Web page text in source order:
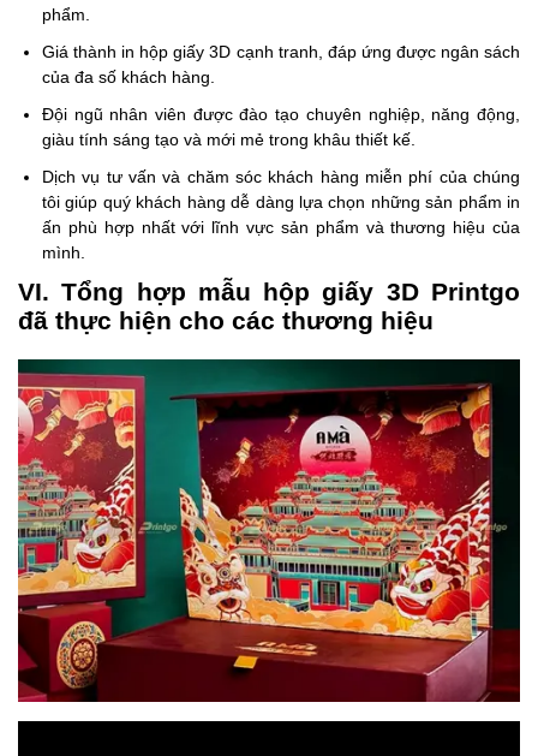
phẩm.
Giá thành in hộp giấy 3D cạnh tranh, đáp ứng được ngân sách
của đa số khách hàng.
Đội ngũ nhân viên được đào tạo chuyên nghiệp, năng động,
giàu tính sáng tạo và mới mẻ trong khâu thiết kế.
Dịch vụ tư vấn và chăm sóc khách hàng miễn phí của chúng
tôi giúp quý khách hàng dễ dàng lựa chọn những sản phẩm in
ấn phù hợp nhất với lĩnh vực sản phẩm và thương hiệu của
mình.
VI. Tổng hợp mẫu hộp giấy 3D Printgo
đã thực hiện cho các thương hiệu